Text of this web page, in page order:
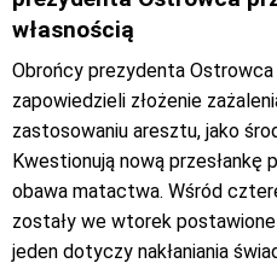
własnością
Obrońcy prezydenta
zapowiedzieli złożenie
zastosowaniu aresztu, jako
Kwestionują nową przesłankę
obawa matactwa. Wśród
zostały we wtorek
jeden dotyczy nakłaniania